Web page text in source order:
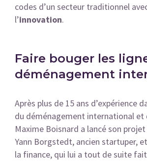
codes d’un secteur traditionnel
l’innovation.
Faire bouger les
déménagement
Après plus de 15 ans d’expérience
du déménagement international et
Maxime Boisnard a lancé son
Yann Borgstedt, ancien startuper,
la finance, qui lui a tout de suite